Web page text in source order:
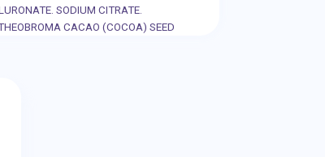
SODIUM CITRATE.
CACAO (COCOA) SEED